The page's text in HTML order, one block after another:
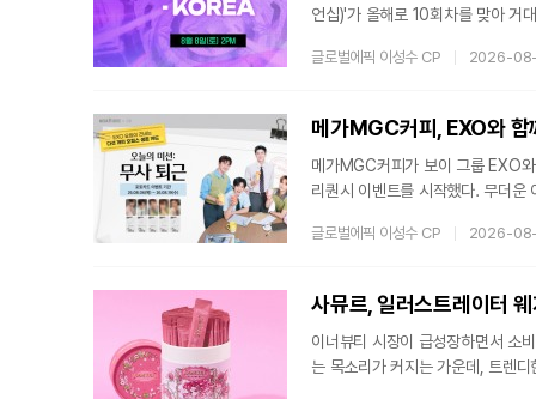
언십)'가 올해로 10회차를 맞아
리는 대장정에 돌입했다. 월드 파
8월 8일 온라인 생중계로 펼쳐지
글로벌에픽 이성수 CP 2026-
메가MGC커피, EXO와 함
메가MGC커피가 보이 그룹 EXO
리퀀시 이벤트를 시작했다. 무더운
의 공감대를 담은 EXO 생존카드
인 '퇴근'에 초점을 맞춰 기획됐다
글로벌에픽 이성수 CP 2026-
사뮤르, 일러스트레이터
이너뷰티 시장이 급성장하면서 소
는 목소리가 커지는 가운데, 트렌